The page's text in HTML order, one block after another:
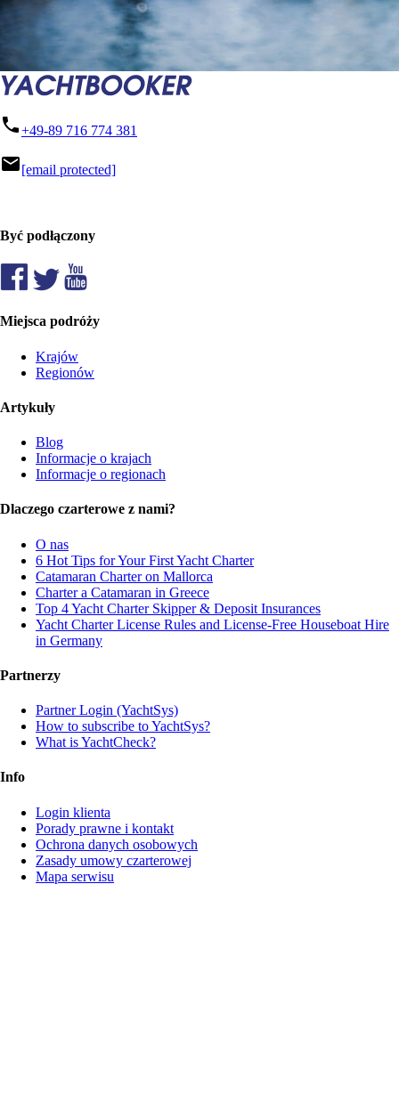
phone+49-89 716 774 381
mail[email protected]
Być podłączony
Miejsca podróży
Krajów
Regionów
Artykuły
Blog
Informacje o krajach
Informacje o regionach
Dlaczego czarterowe z nami?
O nas
6 Hot Tips for Your First Yacht Charter
Catamaran Charter on Mallorca
Charter a Catamaran in Greece
Top 4 Yacht Charter Skipper & Deposit Insurances
Yacht Charter License Rules and License-Free Houseboat Hire
in Germany
Partnerzy
Partner Login (YachtSys)
How to subscribe to YachtSys?
What is YachtCheck?
Info
Login klienta
Porady prawne i kontakt
Ochrona danych osobowych
Zasady umowy czarterowej
Mapa serwisu